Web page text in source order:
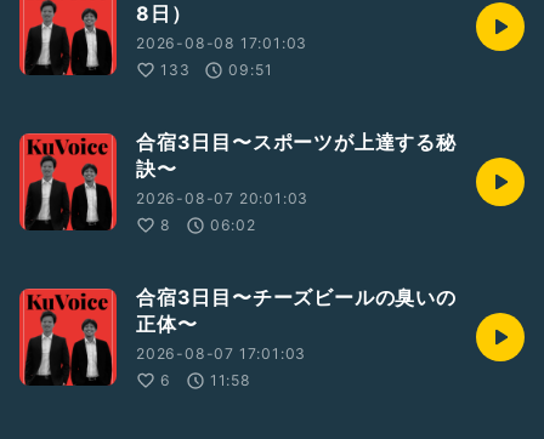
8日）
2026-08-08 17:01:03
133
09:51
合宿3日目〜スポーツが上達する秘
訣〜
2026-08-07 20:01:03
8
06:02
合宿3日目〜チーズビールの臭いの
正体〜
2026-08-07 17:01:03
6
11:58